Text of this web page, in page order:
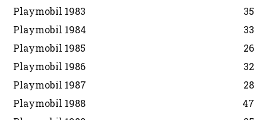
Playmobil 1983
35
Playmobil 1984
33
Playmobil 1985
26
Playmobil 1986
32
Playmobil 1987
28
Playmobil 1988
47